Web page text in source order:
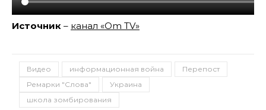
Источник – канал «Om TV»
Видео информационная война
Перепост
Ремарки "Слова"
Украина
школа зомбирования